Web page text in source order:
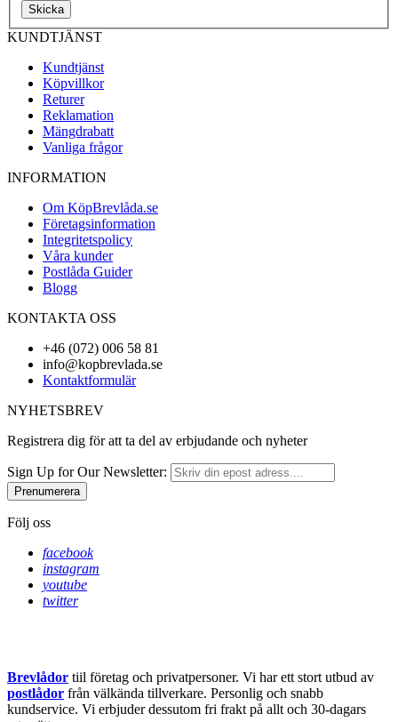
Skicka
KUNDTJÄNST
Kundtjänst
Köpvillkor
Returer
Reklamation
Mängdrabatt
Vanliga frågor
INFORMATION
Om KöpBrevlåda.se
Företagsinformation
Integritetspolicy
Våra kunder
Postlåda Guider
Blogg
KONTAKTA OSS
+46 (072) 006 58 81
info@kopbrevlada.se
Kontaktformulär
NYHETSBREV
Registrera dig för att ta del av erbjudande och nyheter
Sign Up for Our Newsletter:
Prenumerera
Följ oss
facebook
instagram
youtube
twitter
Brevlådor tiil företag och privatpersoner. Vi har ett stort utbud av
postlådor från välkända tillverkare. Personlig och snabb
kundservice. Vi erbjuder dessutom fri frakt på allt och 30-dagars